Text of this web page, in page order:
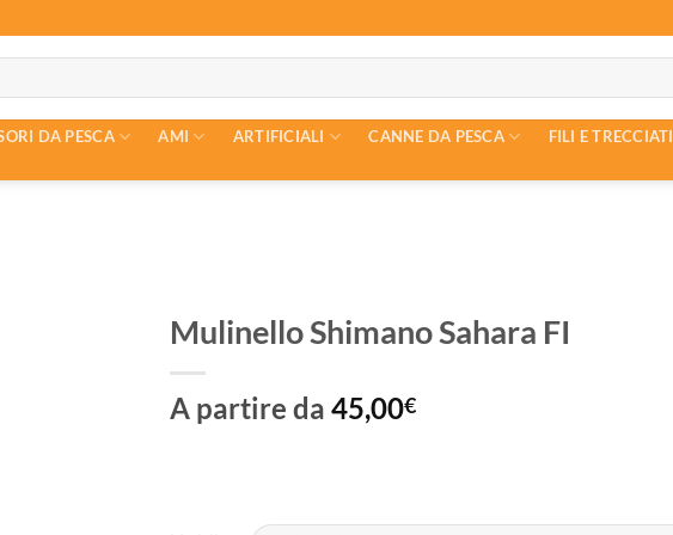
DA PESCA AMI ARTIFICIALI CANNE DA PESCA FILI E TRECCIATI
Mulinello Shimano Sahara FI
A partire da 45,00€